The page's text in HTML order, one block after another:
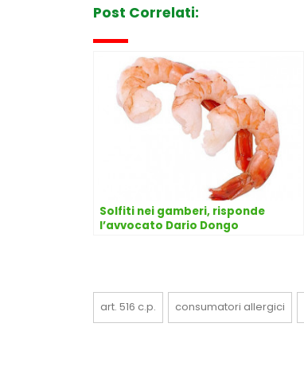
Post Correlati:
Solfiti nei gamberi, risponde
l’avvocato Dario Dongo
art. 516 c.p. consumatori allergici